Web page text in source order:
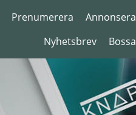
Prenumerera Annonsera
Nyhetsbrev
Bossa